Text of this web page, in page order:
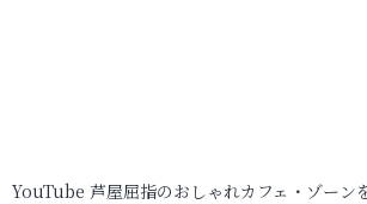
YouTube 芦屋屈指のおしゃれカフェ・ゾーン